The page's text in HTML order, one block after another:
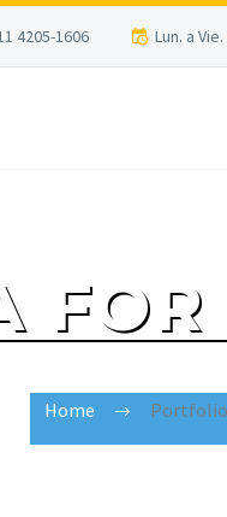
4205-1606 Lun. a
Home